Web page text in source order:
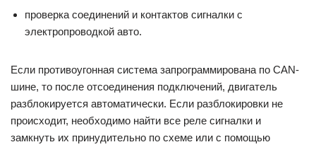
проверка соединений и контактов сигналки с
электропроводкой авто.
Если противоугонная система запрограммирована по CAN-
шине, то после отсоединения подключений, двигатель
разблокируется автоматически. Если разблокировки не
происходит, необходимо найти все реле сигналки и
замкнуть их принудительно по схеме или с помощью